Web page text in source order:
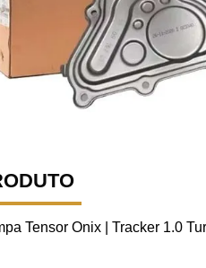
Tensor Onix | Tracker 1.0